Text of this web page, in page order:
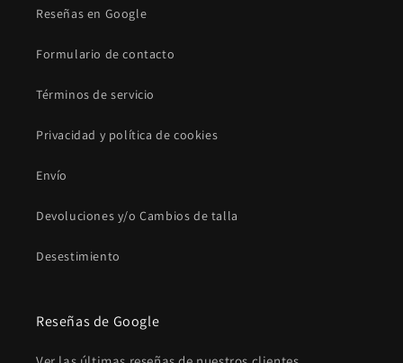
Reseñas en Google
Formulario de contacto
Términos de servicio
Privacidad y política de cookies
Envío
Devoluciones y/o Cambios de talla
Desestimiento
Reseñas de Google